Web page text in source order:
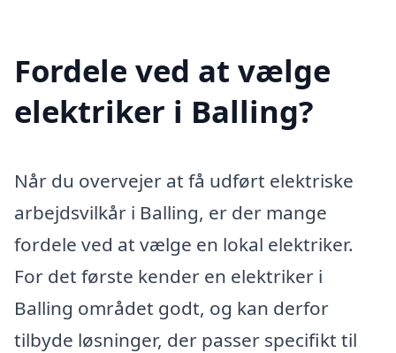
Fordele ved at vælge
elektriker i Balling?
Når du overvejer at få udført elektriske
arbejdsvilkår i Balling, er der mange
fordele ved at vælge en lokal elektriker.
For det første kender en elektriker i
Balling området godt, og kan derfor
tilbyde løsninger, der passer specifikt til